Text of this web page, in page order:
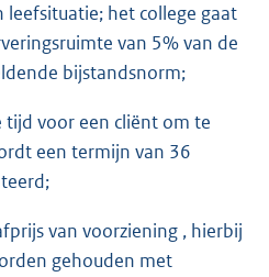
leefsituatie; het college gaat
van 5% van de
bijstandsnorm;
tijd voor een cliënt om te
een termijn van 36
van voorziening , hierbij
gehouden met